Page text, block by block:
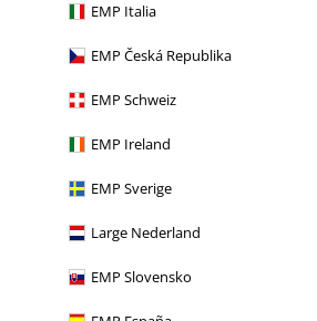
EMP Italia
EMP Česká Republika
EMP Schweiz
EMP Ireland
EMP Sverige
Large Nederland
EMP Slovensko